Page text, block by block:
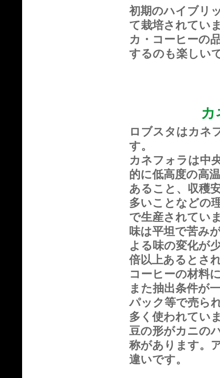
初期のハイブリ
て栽培されてい
カ・コーヒーの
するのも楽しい
カ
ロブスタはカネ
す。
カネフォラは中
的に低高度の高
あること、収穫
多いことなどの
で生産されてい
味は平坦で苦み
よる味の変化が
倍以上あるとさ
コーヒーの材料
また抽出条件が
パック等で売ら
多く使われてい
豆の形がカニの
称があります。
違いです。